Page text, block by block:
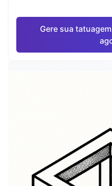
Gere sua